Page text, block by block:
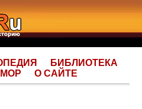
БИБЛИОТЕКА
О САЙТЕ